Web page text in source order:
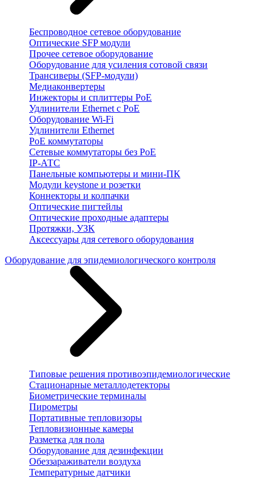
Беспроводное сетевое оборудование
Оптические SFP модули
Прочее сетевое оборудование
Оборудование для усиления сотовой связи
Трансиверы (SFP-модули)
Медиаконвертеры
Инжекторы и сплиттеры PoE
Удлинители Ethernet с PoE
Оборудование Wi-Fi
Удлинители Ethernet
PoE коммутаторы
Сетевые коммутаторы без PoE
IP-АТС
Панельные компьютеры и мини-ПК
Модули keystone и розетки
Коннекторы и колпачки
Оптические пигтейлы
Оптические проходные адаптеры
Протяжки, УЗК
Аксессуары для сетевого оборудования
Оборудование для эпидемиологического контроля
Типовые решения противоэпидемиологические
Стационарные металлодетекторы
Биометрические терминалы
Пирометры
Портативные тепловизоры
Тепловизионные камеры
Разметка для пола
Оборудование для дезинфекции
Обеззараживатели воздуха
Температурные датчики